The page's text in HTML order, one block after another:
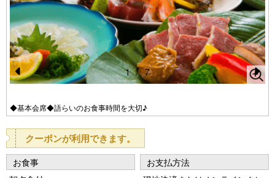
Pr
e
u
◆基本会席◆語らいのお食事時間を大切♪
N
1 / 7
クーポンが利用できます。
お食事
お支払方法